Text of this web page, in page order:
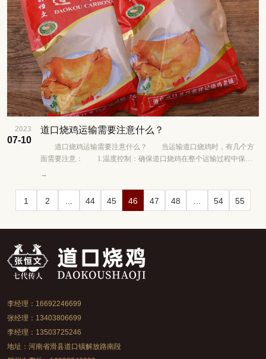
2023
07-10
道口烧鸡运输需要注意什么？
道口烧鸡运输需要注意什么？ 当运输道口烧鸡时，有几个方
面需要注意： 1.温度控制：确保道口烧鸡在整个运输过程中保持
→
1 2 44 45 46 47 48 54 55
李经理：16692246699
张经理：13403806699
李经理：13503725246
地址：河南省滑县道口镇解放路南段